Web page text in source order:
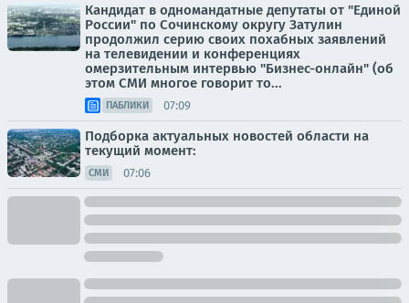
Кандидат в одномандатные депутаты от "Единой
России" по Сочинскому округу Затулин
продолжил серию своих похабных заявлений
на телевидении и конференциях
омерзительным интервью "Бизнес-онлайн" (об
этом СМИ многое говорит то...
ПАБЛИКИ 07:09
Подборка актуальных новостей области на
текущий момент:
СМИ 07:06